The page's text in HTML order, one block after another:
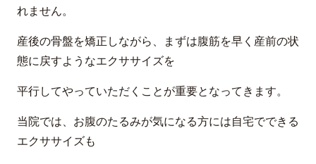
れません。
産後の骨盤を矯正しながら、まずは腹筋を早く産前の状
態に戻すようなエクササイズを
平行してやっていただくことが重要となってきます。
当院では、お腹のたるみが気になる方には自宅でできる
エクササイズも